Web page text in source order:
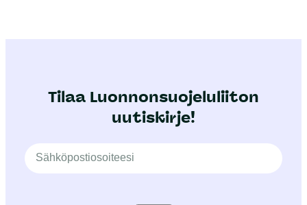
Tilaa Luonnonsuojeluliiton
uutiskirje!